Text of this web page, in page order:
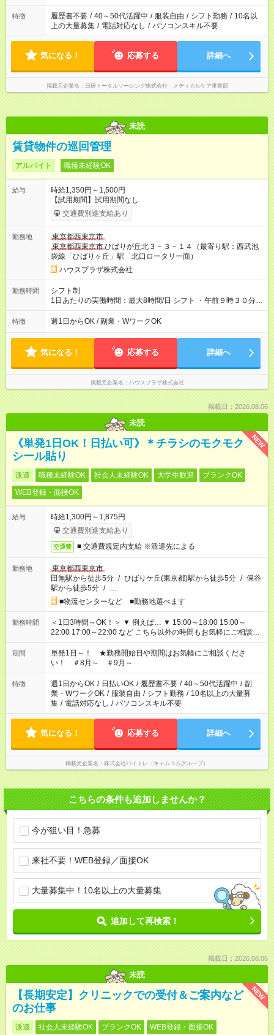
の勤務時間。 合計で週40時間を超える場合は応募できません。
特徴 履歴書不要 / 40～50代活躍中 / 服装自由 / シフト勤務 / 10名以
上の大量募集 / 電話対応なし / パソコンスキル不要
気になる！ 応募する 詳細へ
掲載元企業名 日研トータルソーシング株式会社 メディカルケア事業部
未読
賃貸物件の巡回管理
アルバイト 職種未経験OK
給与
時給1,350円～1,500円
【試用期間】試用期間なし
交通費別途支給あり
勤務地
東京都西東京市
東京都西東京市ひばりが丘北３－３－１４（最寄り駅：西武池
袋線「ひばりヶ丘」駅 北口ロータリー面）
ハウスプラザ株式会社
勤務時間
シフト制
1日あたりの実働時間：最大8時間/日 シフト ・午前９時３０分～
午後６時３０分（休憩1時間） ・午後１時００分～午後６時３０
分 ※上記どちらかの時間帯勤務となります ※土・日どちらか勤
特徴 週1日からOK / 副業・WワークOK
気になる！ 応募する 詳細へ
掲載元企業名 ハウスプラザ株式会社
掲載日：2026.08.06
未読
NEW
《単発1日OK！日払い可》＊チラシのモクモク
シール貼り
派遣 職種未経験OK 社会人未経験OK 大学生歓迎
ブランクOK
WEB登録・面接OK
給与
時給1,300円～1,875円
交通費別途支給あり
交通費 ■ 交通費規定内支給 ※派遣先による
勤務地
東京都西東京市
田無駅から徒歩5分 / ひばりケ丘(東京都)駅から徒歩5分 / 保谷
駅から徒歩5分 / …
■物流センターなど ■勤務地選べます
勤務時間
＜1日3時間～OK！＞ ▼ 例えば… ▼ 15:00～18:00 15:00～
22:00 17:00～22:00 など こちら以外の時間もお気軽にご相談く
ださい！
期間
単発1日～！ ★勤務開始日や期間はお気軽にご相談くださ
い！ ＃8月～ ＃9月～
特徴 週1日からOK / 日払いOK / 履歴書不要 / 40～50代活躍中 / 副
業・WワークOK / 服装自由 / シフト勤務 / 10名以上の大量募
集 / 電話対応なし / パソコンスキル不要
気になる！ 応募する 詳細へ
掲載元企業名 株式会社バイトレ（キャムコムグループ）
こちらの条件も追加しませんか？
今が狙い目！急募
来社不要！WEB登録／面接OK
大量募集中！10名以上の大量募集
追加して再検索！
掲載日：2026.08.06
未読
NEW
【長期安定】クリニックでの受付＆ご案内など
のお仕事
派遣 社会人未経験OK ブランクOK WEB登録・面接OK